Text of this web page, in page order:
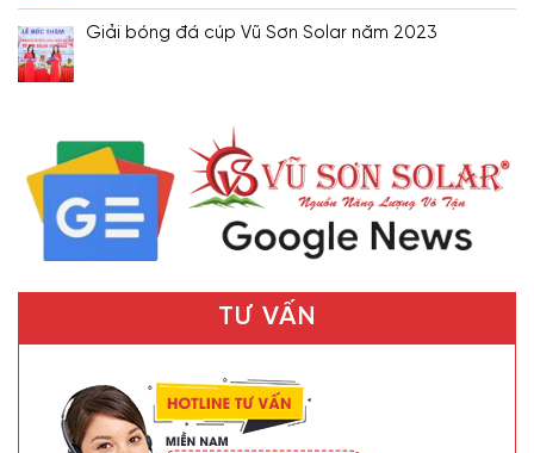
Giải bóng đá cúp Vũ Sơn Solar năm 2023
TƯ VẤN